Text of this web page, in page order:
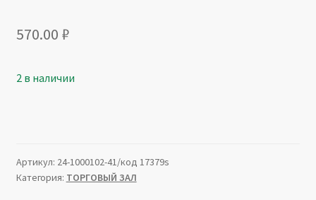
570.00 ₽
2 в наличии
Артикул: 24-1000102-41/код 17379s
Категория: ТОРГОВЫЙ ЗАЛ